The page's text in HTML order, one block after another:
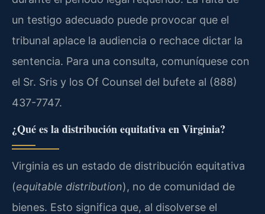
un testigo adecuado puede provocar que el
tribunal aplace la audiencia o rechace dictar la
sentencia. Para una consulta, comuníquese con
el Sr. Sris y los Of Counsel del bufete al (888)
437-7747.
¿Qué es la distribución equitativa en Virginia?
Virginia es un estado de distribución equitativa
(equitable distribution), no de comunidad de
bienes. Esto significa que, al disolverse el